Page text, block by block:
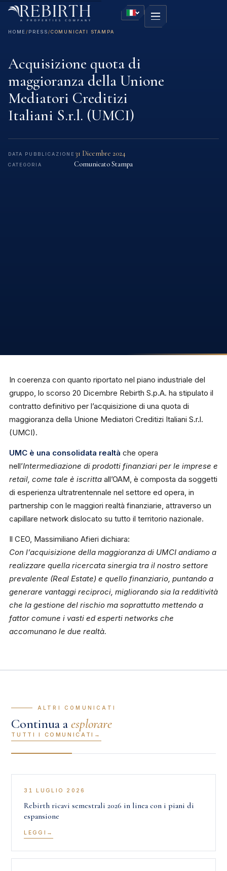
HOME/ PRESS/COMUNICATI STAMPA
Acquisizione quota di
maggioranza della Unione
Mediatori Creditizi
Italiani S.r.l. (UMCI)
DATA PUBBLICAZIONE 31 Dicembre 2024
CATEGORIA Comunicato Stampa
In coerenza con quanto riportato nel piano industriale del
gruppo, lo scorso 20 Dicembre Rebirth S.p.A. ha stipulato il
contratto definitivo per l’acquisizione di una quota di
maggioranza della Unione Mediatori Creditizi Italiani S.r.l.
(UMCI).
UMC è una consolidata realtà che opera
nell’Intermediazione di prodotti finanziari per le imprese e
retail, come tale è iscritta all’OAM, è composta da soggetti
di esperienza ultratrentennale nel settore ed opera, in
partnership con le maggiori realtà finanziarie, attraverso un
capillare network dislocato su tutto il territorio nazionale.
Il CEO, Massimiliano Afieri dichiara:
Con l’acquisizione della maggioranza di UMCI andiamo a
realizzare quella ricercata sinergia tra il nostro settore
prevalente (Real Estate) e quello finanziario, puntando a
generare vantaggi reciproci, migliorando sia la redditività
che la gestione del rischio ma soprattutto mettendo a
fattor comune i vasti ed esperti networks che
accomunano le due realtà.
— ALTRI COMUNICATI
Continua aesplorare
TUTTI I COMUNICATI
31 LUGLIO 2026
Rebirth ricavi semestrali 2026 in linea con i piani di
espansione
LEGGI